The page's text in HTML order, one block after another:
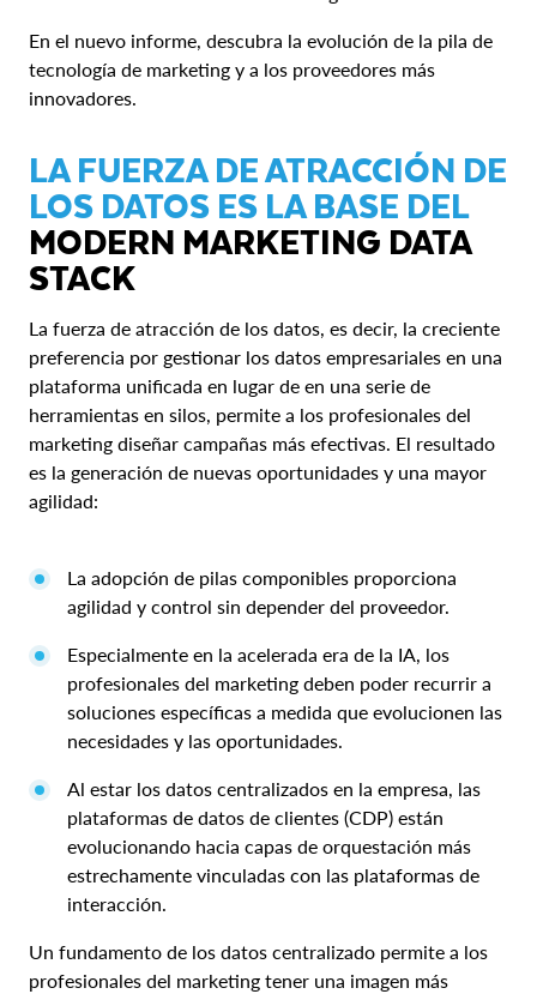
En el nuevo informe, descubra la evolución de la pila de
tecnología de marketing y a los proveedores más
innovadores.
LA FUERZA DE ATRACCIÓN DE
LOS DATOS ES LA BASE DEL
MODERN MARKETING DATA
STACK
La fuerza de atracción de los datos, es decir, la creciente
preferencia por gestionar los datos empresariales en una
plataforma unificada en lugar de en una serie de
herramientas en silos, permite a los profesionales del
marketing diseñar campañas más efectivas. El resultado
es la generación de nuevas oportunidades y una mayor
agilidad:
La adopción de pilas componibles proporciona
agilidad y control sin depender del proveedor.
Especialmente en la acelerada era de la IA, los
profesionales del marketing deben poder recurrir a
soluciones específicas a medida que evolucionen las
necesidades y las oportunidades.
Al estar los datos centralizados en la empresa, las
plataformas de datos de clientes (CDP) están
evolucionando hacia capas de orquestación más
estrechamente vinculadas con las plataformas de
interacción.
Un fundamento de los datos centralizado permite a los
profesionales del marketing tener una imagen más